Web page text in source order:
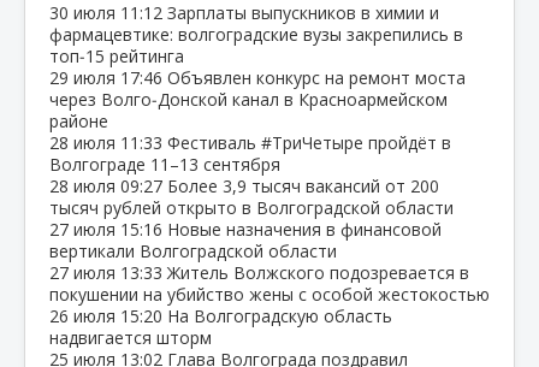
30 июля 11:12 Зарплаты выпускников в химии и
фармацевтике: волгоградские вузы закрепились в
топ‑15 рейтинга
29 июля 17:46 Объявлен конкурс на ремонт моста
через Волго‑Донской канал в Красноармейском
районе
28 июля 11:33 Фестиваль #ТриЧетыре пройдёт в
Волгограде 11–13 сентября
28 июля 09:27 Более 3,9 тысяч вакансий от 200
тысяч рублей открыто в Волгоградской области
27 июля 15:16 Новые назначения в финансовой
вертикали Волгоградской области
27 июля 13:33 Житель Волжского подозревается в
покушении на убийство жены с особой жестокостью
26 июля 15:20 На Волгоградскую область
надвигается шторм
25 июля 13:02 Глава Волгограда поздравил